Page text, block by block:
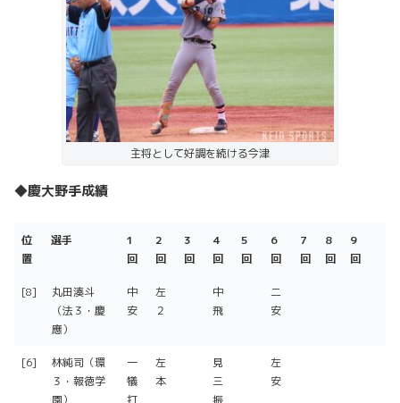
主将として好調を続ける今津
◆慶大野手成績
位
置
選手
1
回
2
回
3
回
4
回
5
回
6
回
7
回
8
回
9
回
位
選手
1
回
2
回
4
回
回
[8]
丸田湊斗
（法３・慶
應）
中
安
左
２
中
飛
二
安
[6]
林純司（環
３・報徳学
園）
一
犠
打
左
本
見
三
振
左
安